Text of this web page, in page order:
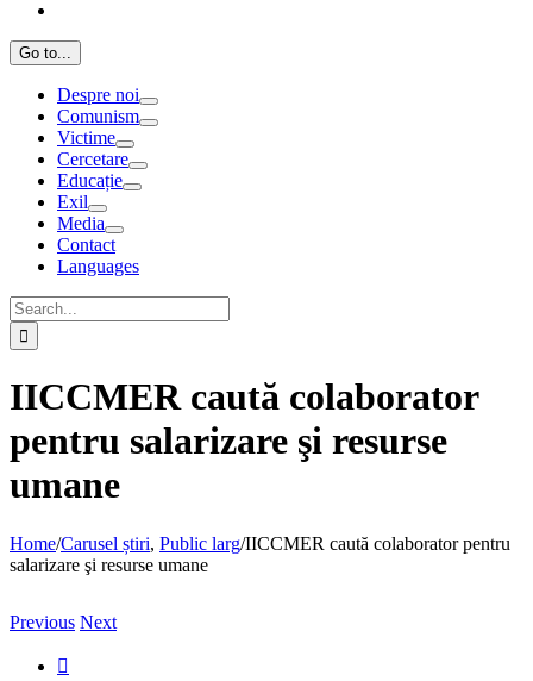
Go to...
Despre noi
Comunism
Victime
Cercetare
Educație
Exil
Media
Contact
Languages
Search
for:
IICCMER caută colaborator
pentru salarizare şi resurse
umane
Home/Carusel știri, Public larg/IICCMER caută colaborator pentru
salarizare şi resurse umane
Previous Next
View
